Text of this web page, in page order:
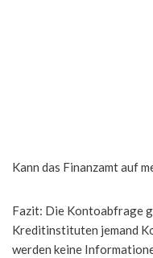
Kann das Finanzamt auf
Fazit: Die Kontoabfrage
Kreditinstituten jemand
werden keine